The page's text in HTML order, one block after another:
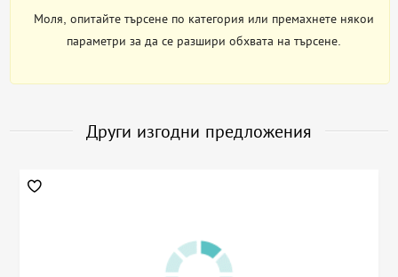
Моля, опитайте търсене по категория или премахнете някои
параметри за да се разшири обхвата на търсене.
Други изгодни предложения